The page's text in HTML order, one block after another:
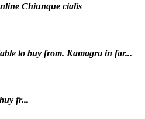
Chiunque cialis
to buy from. Kamagra in far...
fr...